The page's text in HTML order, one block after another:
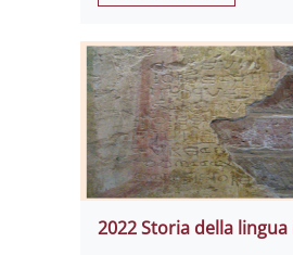
2022 Storia della